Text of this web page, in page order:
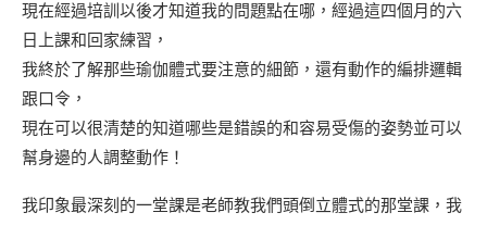
現在經過培訓以後才知道我的問題點在哪，經過這四個月的六
日上課和回家練習，
我終於了解那些瑜伽體式要注意的細節，還有動作的編排邏輯
跟口令，
現在可以很清楚的知道哪些是錯誤的和容易受傷的姿勢並可以
幫身邊的人調整動作！
我印象最深刻的一堂課是老師教我們頭倒立體式的那堂課，我